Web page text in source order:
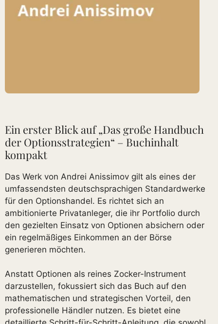
Ein erster Blick auf „Das große Handbuch
der Optionsstrategien“ – Buchinhalt
kompakt
Das Werk von Andrei Anissimov gilt als eines der
umfassendsten deutschsprachigen Standardwerke
für den Optionshandel. Es richtet sich an
ambitionierte Privatanleger, die ihr Portfolio durch
den gezielten Einsatz von Optionen absichern oder
ein regelmäßiges Einkommen an der Börse
generieren möchten.
Anstatt Optionen als reines Zocker-Instrument
darzustellen, fokussiert sich das Buch auf den
mathematischen und strategischen Vorteil, den
professionelle Händler nutzen. Es bietet eine